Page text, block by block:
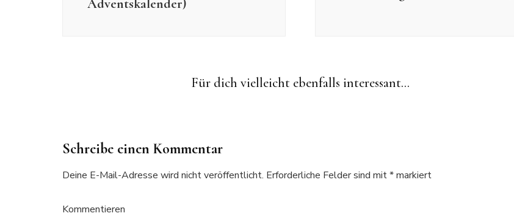
Adventskalender)
Für dich vielleicht ebenfalls interessant...
flauschige Adventskalender)
Schreibe einen Kommentar
Deine E-Mail-Adresse wird nicht veröffentlicht. Erforderliche Felder sind mit*markiert
Kommentieren